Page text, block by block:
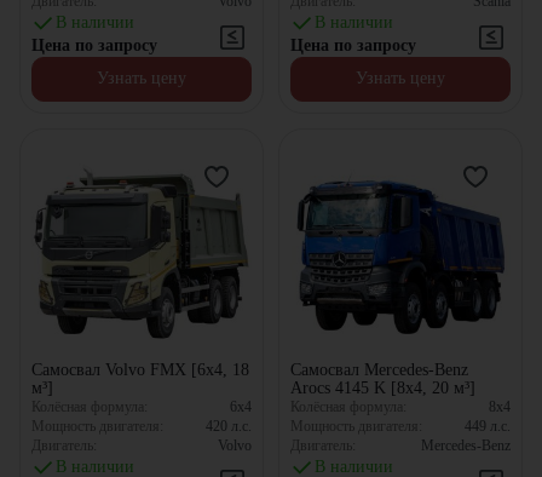
В наличии
Цена по запросу
Узнать цену
В наличии
Цена по запросу
Узнать цену
Самосвал Volvo FMX [6x4, 18
м³]
Колёсная формула:
6x4
Мощность двигателя:
420 л.с.
Двигатель:
Volvo
В наличии
Самосвал Mercedes-Benz
Arocs 4145 K [8x4, 20 м³]
Колёсная формула:
8x4
Мощность двигателя:
449 л.с.
Двигатель:
Mercedes-Benz
В наличии